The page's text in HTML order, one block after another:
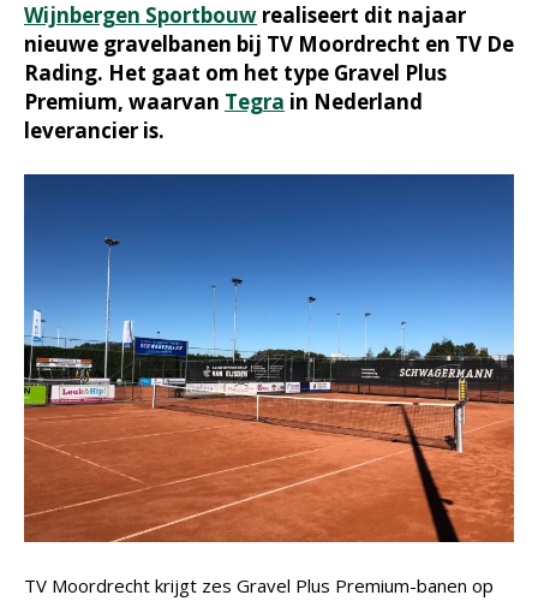
Wijnbergen Sportbouw realiseert dit najaar
nieuwe gravelbanen bij TV Moordrecht en TV De
Rading. Het gaat om het type Gravel Plus
Premium, waarvan Tegra in Nederland
leverancier is.
TV Moordrecht krijgt zes Gravel Plus Premium-banen op